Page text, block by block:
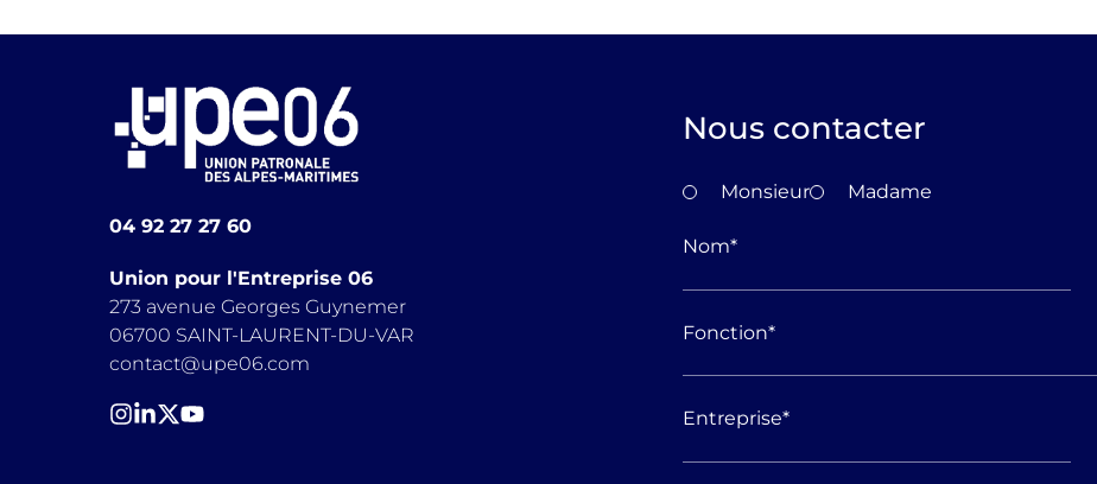
04 92 27 27 60
Union pour l'Entreprise 06
273 avenue Georges Guynemer
06700 SAINT-LAURENT-DU-VAR
contact@upe06.com
Nous contacter
Monsieur Madame
Nom*
Fonction*
Entreprise*